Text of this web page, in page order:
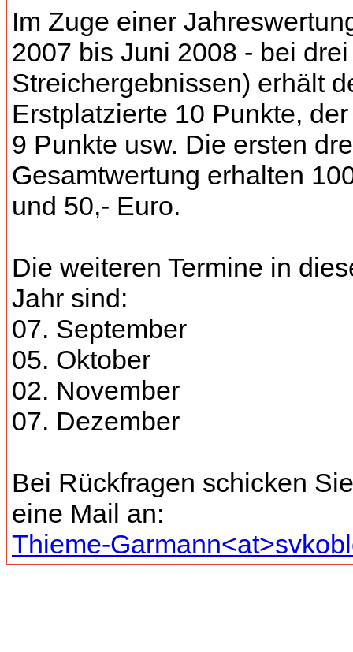
Im Zuge einer
2007 bis Juni 2008 - bei drei
Streichergebnissen) erhält
Erstplatzierte 10 Punkte,
9 Punkte usw. Die ersten
Gesamtwertung erhalten
und 50,- Euro.
Die weiteren Termine in
Jahr sind:
07. September
05. Oktober
02. November
07. Dezember
Bei Rückfragen schicken
eine Mail an:
Thieme-